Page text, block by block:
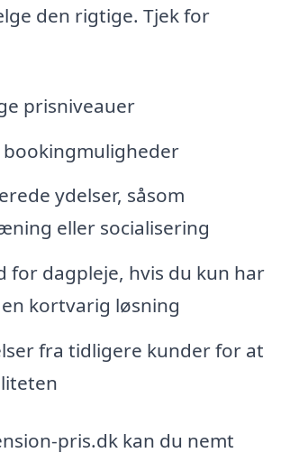
den rigtige. Tjek for
prisniveauer
bookingmuligheder
ydelser, såsom
eller socialisering
for dagpleje, hvis du kun har
kortvarig løsning
fra tidligere kunder for at
pris.dk kan du nemt